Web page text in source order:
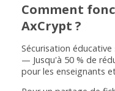
Comment
AxCrypt ?
Sécurisation éducative
— Jusqu'à 50 % de
pour les enseignants